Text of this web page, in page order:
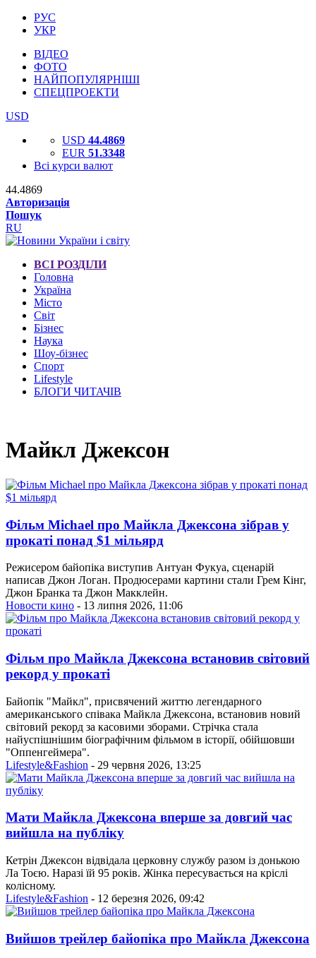
РУС
УКР
ВІДЕО
ФОТО
НАЙПОПУЛЯРНІШІ
СПЕЦПРОЕКТИ
USD
USD 44.4869
EUR 51.3348
Всі курси валют
44.4869
Авторизація
Пошук
RU
ВСІ РОЗДІЛИ
Головна
Україна
Місто
Світ
Бізнес
Наука
Шоу-бізнес
Спорт
Lifestyle
БЛОГИ ЧИТАЧІВ
Майкл Джексон
Фільм Michael про Майкла Джексона зібрав у
прокаті понад $1 мільярд
Режисером байопіка виступив Антуан Фукуа, сценарій
написав Джон Логан. Продюсерами картини стали Грем Кінг,
Джон Бранка та Джон Макклейн.
Новости кино - 13 липня 2026, 11:06
Фільм про Майкла Джексона встановив світовий
рекорд у прокаті
Байопік "Майкл", присвячений життю легендарного
американського співака Майкла Джексона, встановив новий
світовий рекорд за касовими зборами. Стрічка стала
найуспішнішим біографічним фільмом в історії, обійшовши
"Оппенгеймера".
Lifestyle&Fashion - 29 червня 2026, 13:25
Мати Майкла Джексона вперше за довгий час
вийшла на публіку
Кетрін Джексон відвідала церковну службу разом із донькою
Ла Тоєю. Наразі їй 95 років. Жінка пересувається на кріслі
колісному.
Lifestyle&Fashion - 12 березня 2026, 09:42
Вийшов трейлер байопіка про Майкла Джексона